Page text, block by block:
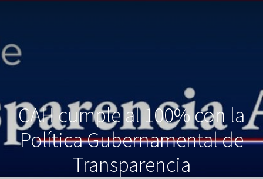
CAH cumple al 100% con la
Política Gubernamental de
Transparencia